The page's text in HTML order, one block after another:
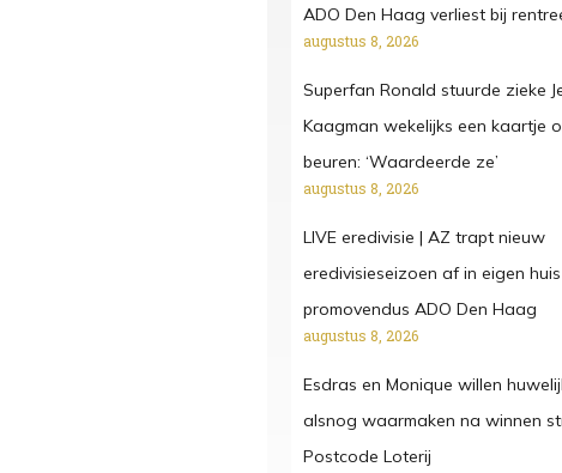
ADO Den Haag verliest bij
augustus 8, 2026
Superfan Ronald stuurde zieke
Kaagman wekelijks een kaartje
beuren: ‘Waardeerde ze’
augustus 8, 2026
LIVE eredivisie | AZ trapt nieuw
eredivisieseizoen af in eigen
promovendus ADO Den Haag
augustus 8, 2026
Esdras en Monique willen
alsnog waarmaken na winnen
Postcode Loterij